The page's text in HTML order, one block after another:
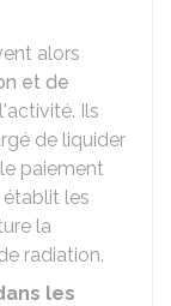
alors
et de
Ils
de liquider
paiement
établit les
la
radiation.
les